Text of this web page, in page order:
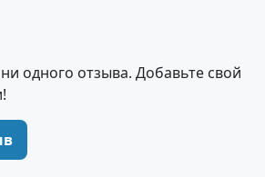
одного отзыва. Добавьте свой